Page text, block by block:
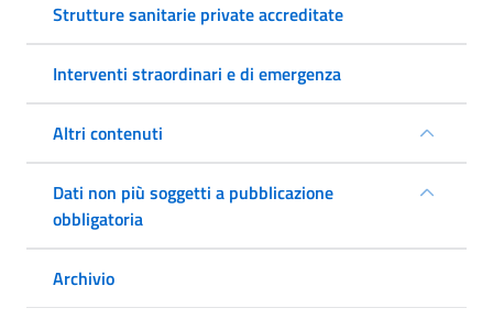
Strutture sanitarie private accreditate
Interventi straordinari e di emergenza
Altri contenuti
Dati non più soggetti a pubblicazione
obbligatoria
Archivio